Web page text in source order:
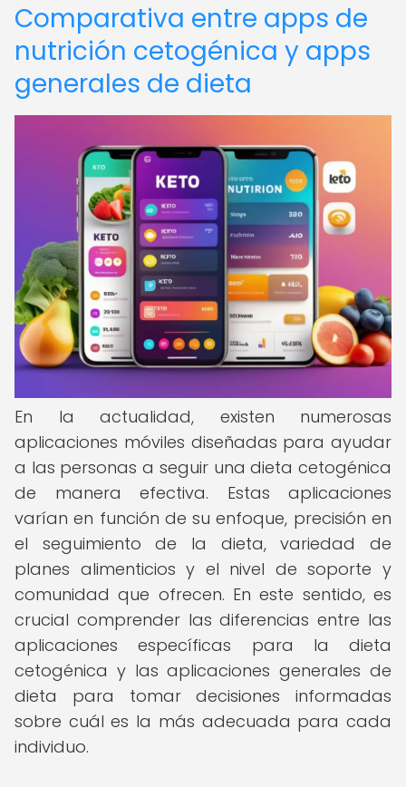
Comparativa entre apps de
nutrición cetogénica y apps
generales de dieta
En la actualidad, existen numerosas
aplicaciones móviles diseñadas para ayudar
a las personas a seguir una dieta cetogénica
de manera efectiva. Estas aplicaciones
varían en función de su enfoque, precisión en
el seguimiento de la dieta, variedad de
planes alimenticios y el nivel de soporte y
comunidad que ofrecen. En este sentido, es
crucial comprender las diferencias entre las
aplicaciones específicas para la dieta
cetogénica y las aplicaciones generales de
dieta para tomar decisiones informadas
sobre cuál es la más adecuada para cada
individuo.